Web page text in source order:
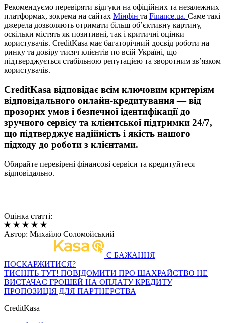
Рекомендуємо перевіряти відгуки на офіційних та незалежних
платформах, зокрема на сайтах Мінфін та Finance.ua. Саме такі
джерела дозволяють отримати більш об’єктивну картину,
оскільки містять як позитивні, так і критичні оцінки
користувачів. CreditKasa має багаторічний досвід роботи на
ринку та довіру тисяч клієнтів по всій Україні, що
підтверджується стабільною репутацією та зворотним зв’язком
користувачів.
CreditKasa відповідає всім ключовим критеріям
відповідального онлайн-кредитування — від
прозорих умов і безпечної ідентифікації до
зручного сервісу та клієнтської підтримки 24/7,
що підтверджує надійність і якість нашого
підходу до роботи з клієнтами.
Обирайте перевірені фінансові сервіси та кредитуйтеся
відповідально.
Оцінка статті:
Автор: Михайло Соломойський
Є БАЖАННЯ
ПОСКАРЖИТИСЯ?
ТИСНІТЬ ТУТ! ПОВІДОМИТИ ПРО ШАХРАЙСТВО НЕ
ВИСТАЧАЄ ГРОШЕЙ НА ОПЛАТУ КРЕДИТУ
ПРОПОЗИЦІЯ ДЛЯ ПАРТНЕРСТВА
CreditKasa